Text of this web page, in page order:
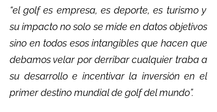
“el golf es empresa, es deporte, es turismo y
su impacto no solo se mide en datos objetivos
sino en todos esos intangibles que hacen que
debamos velar por derribar cualquier traba a
su desarrollo e incentivar la inversión en el
primer destino mundial de golf del mundo”.